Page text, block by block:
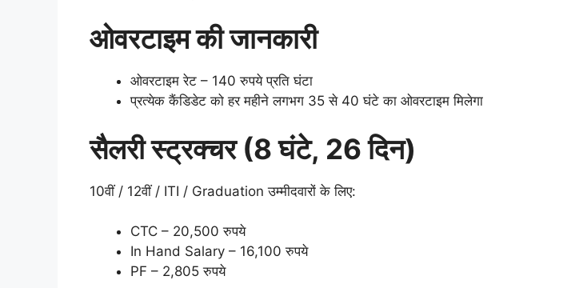
ओवरटाइम की जानकारी
ओवरटाइम रेट – 140 रुपये प्रति घंटा
प्रत्येक कैंडिडेट को हर महीने लगभग 35 से 40 घंटे का ओवरटाइम मिलेगा
सैलरी स्ट्रक्चर (8 घंटे, 26 दिन)
10वीं / 12वीं / ITI / Graduation उम्मीदवारों के लिए:
CTC – 20,500 रुपये
In Hand Salary – 16,100 रुपये
PF – 2,805 रुपये